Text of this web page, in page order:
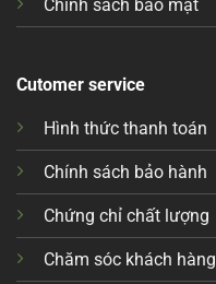
Chính sách bảo mật
Cutomer service
Hình thức thanh toán
Chính sách bảo hành
Chứng chỉ chất lượng
Chăm sóc khách hàng